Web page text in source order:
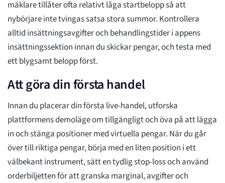
mäklare tillåter ofta relativt låga startbelopp så att
nybörjare inte tvingas satsa stora summor. Kontrollera
alltid insättningsavgifter och behandlingstider i appens
insättningssektion innan du skickar pengar, och testa med
ett blygsamt belopp först.
Att göra din första handel
Innan du placerar din första live-handel, utforska
plattformens demoläge om tillgängligt och öva på att lägga
in och stänga positioner med virtuella pengar. När du går
över till riktiga pengar, börja med en liten position i ett
välbekant instrument, sätt en tydlig stop-loss och använd
orderbiljetten för att granska marginal, avgifter och